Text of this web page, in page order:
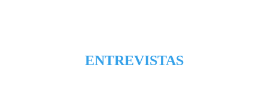
ENTREVISTAS